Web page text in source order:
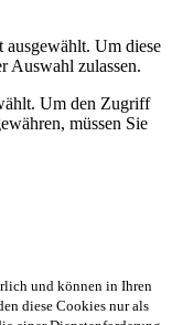
ausgewählt. Um diese
Auswahl zulassen.
Um den Zugriff
müssen Sie
und können in Ihren
diese Cookies nur als